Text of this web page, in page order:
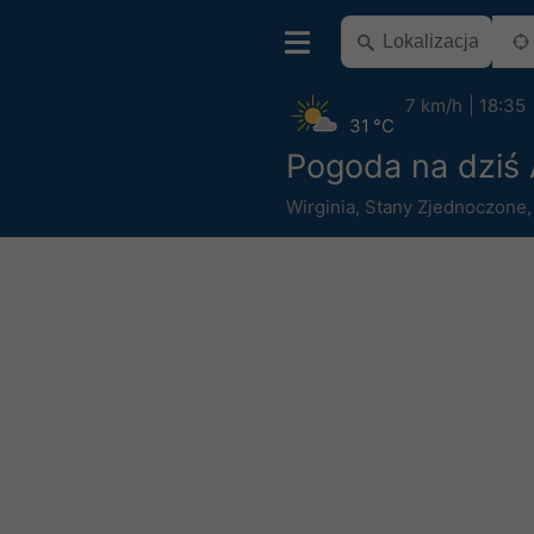
Pogoda na dziś
Wirginia, Stany Zjednoczone
31 °C
7 km/h 18:35